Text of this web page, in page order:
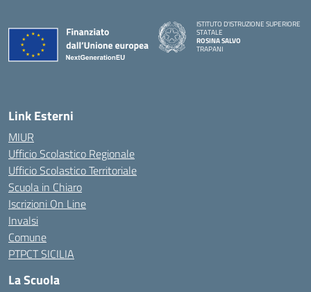
ISTITUTO D'ISTRUZIONE SUPERIORE
STATALE
ROSINA SALVO
TRAPANI
Link Esterni
MIUR
Ufficio Scolastico Regionale
Ufficio Scolastico Territoriale
Scuola in Chiaro
Iscrizioni On Line
Invalsi
Comune
PTPCT SICILIA
La Scuola